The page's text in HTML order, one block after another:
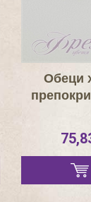
Обеци